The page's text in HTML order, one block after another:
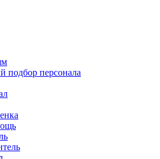
подбор персонала